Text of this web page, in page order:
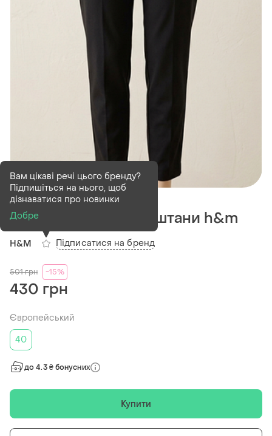
В наявності1 шт
Базові жіночі чорні штани h&m
H&M
Вам цікаві речі цього бренду?
Підпишіться на нього, щоб
дізнаватися про новинки
Добре
Підписатися на бренд
501грн -15%
430 грн
Європейський
40
до 4.3 ₴ бонусних
Купити